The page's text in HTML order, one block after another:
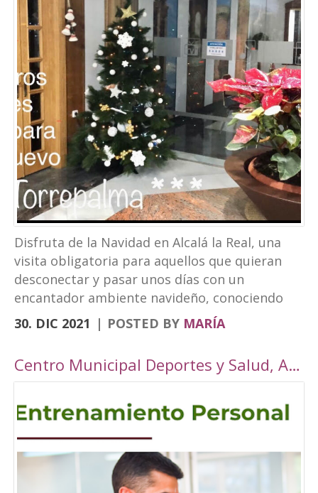
Disfruta de la Navidad en Alcalá la Real, una
visita obligatoria para aquellos que quieran
desconectar y pasar unos días con un
encantador ambiente navideño, conociendo
los rincones tan bonitos que ofrece nuestra
localidad. Este año, Alcalá la Real oferta todo
con una cuidada ambientación navideña. El
Ayuntamiento pasarán ser un parque navideño
donde se colocará un tobogán de hielo
artificial y un tiovivo, acompañados de un
alumbrado navideño digno de la hermosura de
nuestra localidad junto a puestos de castañas,
30. DIC 2021 POSTED BY MARÍA
Centro Municipal Deportes y Salud, Alcalá la Real